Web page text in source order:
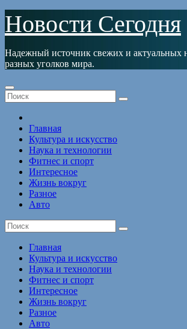
Перейти
содержимому
Новости Сегодня
Надежный источник свежих и актуальных
разных уголков мира.
Главная
Культура и искусство
Наука и технологии
Фитнес и спорт
Интересное
Жизнь вокруг
Разное
Авто
Главная
Культура и искусство
Наука и технологии
Фитнес и спорт
Интересное
Жизнь вокруг
Разное
Авто